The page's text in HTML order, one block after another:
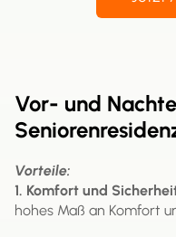
Vor- und
Vorteile:
1. Komfort und
hohes Maß an Komfort